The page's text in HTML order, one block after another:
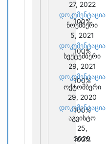
100%
100%
100%
100%
100%
27, 2022
დოკუმენტაცია
ნოემბერი
5, 2021
დოკუმენტაცია
სექტემბერი
29, 2021
დოკუმენტაცია
ოქტომბერი
29, 2020
დოკუმენტაცია
აგვისტო
25,
2020